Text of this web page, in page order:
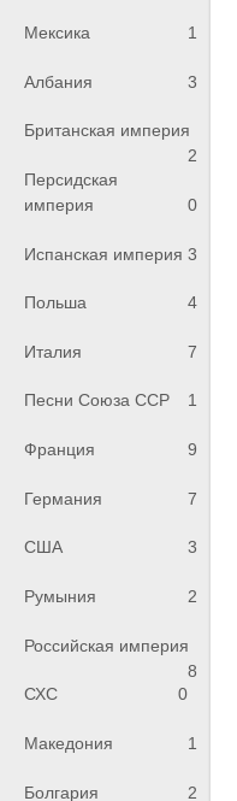
Мексика 1
Албания 3
Британская империя
2
Персидская
империя
0
Испанская империя 3
Польша 4
Италия 7
Песни Союза ССР 1
Франция 9
Германия 7
США 3
Румыния 2
Российская империя
8
СХС
0
Македония 1
Болгария 2